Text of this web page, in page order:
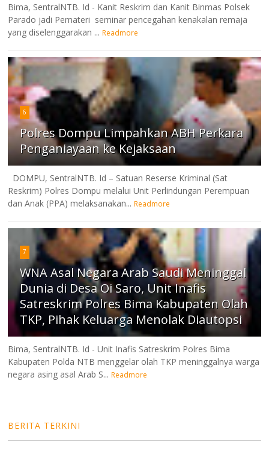
Bima, SentralNTB. Id - Kanit Reskrim dan Kanit Binmas Polsek
Parado jadi Pemateri seminar pencegahan kenakalan remaja
yang diselenggarakan ... Readmore
6
Polres Dompu Limpahkan ABH Perkara
Penganiayaan ke Kejaksaan
DOMPU, SentralNTB. Id – Satuan Reserse Kriminal (Sat
Reskrim) Polres Dompu melalui Unit Perlindungan Perempuan
dan Anak (PPA) melaksanakan... Readmore
7
WNA Asal Negara Arab Saudi Meninggal
Dunia di Desa Oi Saro, Unit Inafis
Satreskrim Polres Bima Kabupaten Olah
TKP, Pihak Keluarga Menolak Diautopsi
Bima, SentralNTB. Id - Unit Inafis Satreskrim Polres Bima
Kabupaten Polda NTB menggelar olah TKP meninggalnya warga
negara asing asal Arab S... Readmore
BERITA TERKINI